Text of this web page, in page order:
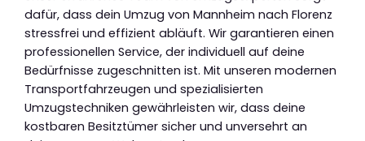
dafür, dass dein Umzug von Mannheim nach Florenz
stressfrei und effizient abläuft. Wir garantieren einen
professionellen Service, der individuell auf deine
Bedürfnisse zugeschnitten ist. Mit unseren modernen
Transportfahrzeugen und spezialisierten
Umzugstechniken gewährleisten wir, dass deine
kostbaren Besitztümer sicher und unversehrt an